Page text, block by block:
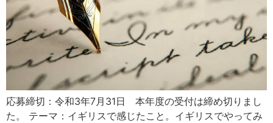
応募締切：令和3年7月31日 本年度の受付は締め切りまし
た。 テーマ：イギリスで感じたこと。イギリスでやってみ